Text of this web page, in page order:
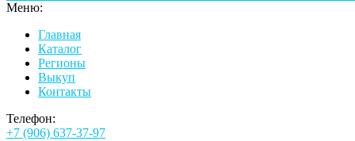
Меню:
Главная
Каталог
Регионы
Выкуп
Контакты
Телефон:
+7 (906) 637-37-97